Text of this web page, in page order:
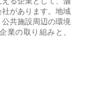
があります。地域
共施設周辺の環境
業の取り組みと、